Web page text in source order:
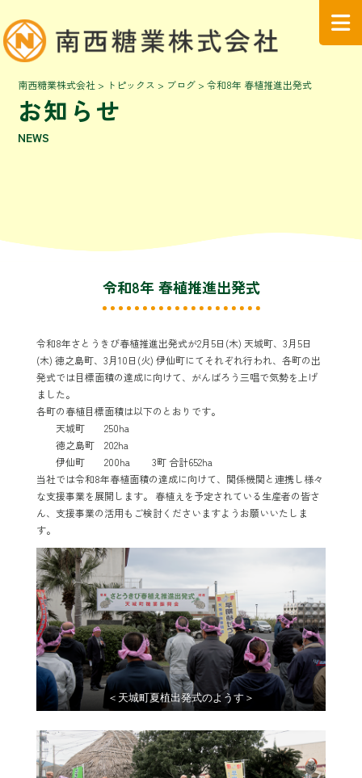
お知らせ
NEWS
南西糖業株式会社 > トピックス > ブログ >令和8年 春植推進出発式
令和8年 春植推進出発式
令和8年さとうきび春植推進出発式が2月5日(木) 天城町、3月5日
(木) 徳之島町、3月10日(火) 伊仙町にてそれぞれ行われ、各町の出
発式では目標面積の達成に向けて、がんばろう三唱で気勢を上げ
ました。
各町の春植目標面積は以下のとおりです。
天城町 250ha
徳之島町 202ha
伊仙町 200ha 3町 合計652ha
当社では令和8年春植面積の達成に向けて、関係機関と連携し様々
な支援事業を展開します。 春植えを予定されている生産者の皆さ
ん、支援事業の活用もご検討くださいますようお願いいたしま
す。
＜天城町夏植出発式のようす＞